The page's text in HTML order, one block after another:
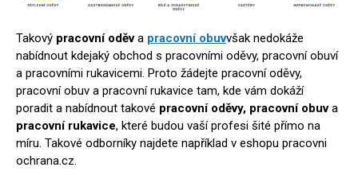
Takový pracovní oděva pracovní obuvvšak nedokáže
nabídnout kdejaký obchod s pracovními oděvy, pracovní obuví
a pracovními rukavicemi. Proto žádejte pracovní oděvy,
pracovní obuv a pracovní rukavice tam, kde vám dokáží
poradit a nabídnout takové pracovní oděvy, pracovní obuva
pracovní rukavice, které budou vaší profesi šité přímo na
míru. Takové odborníky najdete například v eshopu pracovni
ochrana.cz.